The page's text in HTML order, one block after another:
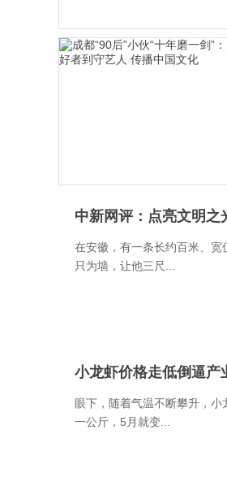
中新网评：点亮文明之
在安徽，有一条长约百米、
只为墙，让他三尺...
小龙虾价格走低倒逼产
眼下，随着气温不断攀升，
一公斤，5月就变...